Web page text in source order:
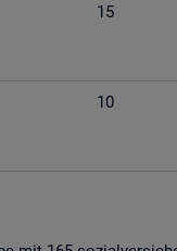
15
10